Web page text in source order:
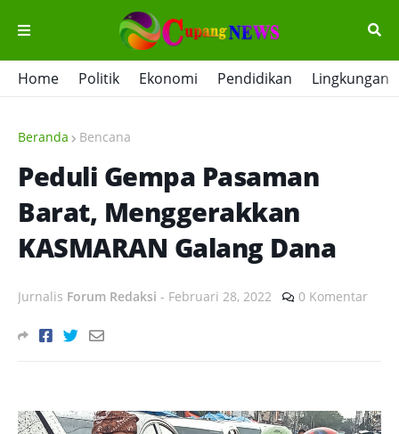
Home Politik Ekonomi Pendidikan Lingkungan
Beranda Bencana
Peduli Gempa Pasaman
Barat, Menggerakkan
KASMARAN Galang Dana
Jurnalis Forum Redaksi - Februari 28, 2022 0 Komentar